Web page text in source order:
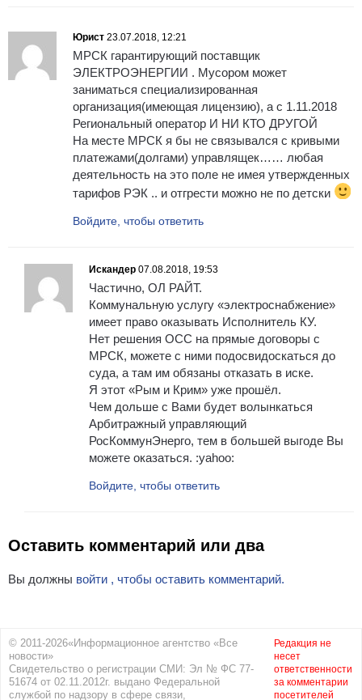
Юрист 23.07.2018, 12:21
МРСК гарантирующий поставщик
ЭЛЕКТРОЭНЕРГИИ . Мусором может
заниматься специализированная
организация(имеющая лицензию), а с 1.11.2018
Региональный оператор И НИ КТО ДРУГОЙ
На месте МРСК я бы не связывался с кривыми
платежами(долгами) управлящек…… любая
деятельность на это поле не имея утвержденных
тарифов РЭК .. и отгрести можно не по детски
Войдите, чтобы ответить
Искандер 07.08.2018, 19:53
Частично, ОЛ РАЙТ.
Коммунальную услугу «электроснабжение»
имеет право оказывать Исполнитель КУ.
Нет решения ОСС на прямые договоры с
МРСК, можете с ними подосвидоскаться до
суда, а там им обязаны отказать в иске.
Я этот «Рым и Крим» уже прошёл.
Чем дольше с Вами будет волынкаться
Арбитражный управляющий
РосКоммунЭнерго, тем в большей выгоде Вы
можете оказаться. :yahoo:
Войдите, чтобы ответить
Оставить комментарий или два
Вы должны войти , чтобы оставить комментарий.
© 2011-2026«Информационное агентство «Все
новости»
Свидетельство о регистрации СМИ: Эл № ФС 77-
51674 от 02.11.2012г. выдано Федеральной
службой по надзору в сфере связи,
Редакция не
несет
ответственности
за комментарии
посетителей